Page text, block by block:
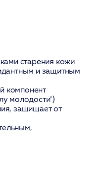
старения кожи
и защитным
компонент
молодости")
защищает от